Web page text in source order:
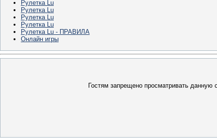
Рулетка Lu
Рулетка Lu
Рулетка Lu
Рулетка Lu
Рулетка Lu - ПРАВИЛА
Онлайн игры
Гостям запрещено просматривать данную